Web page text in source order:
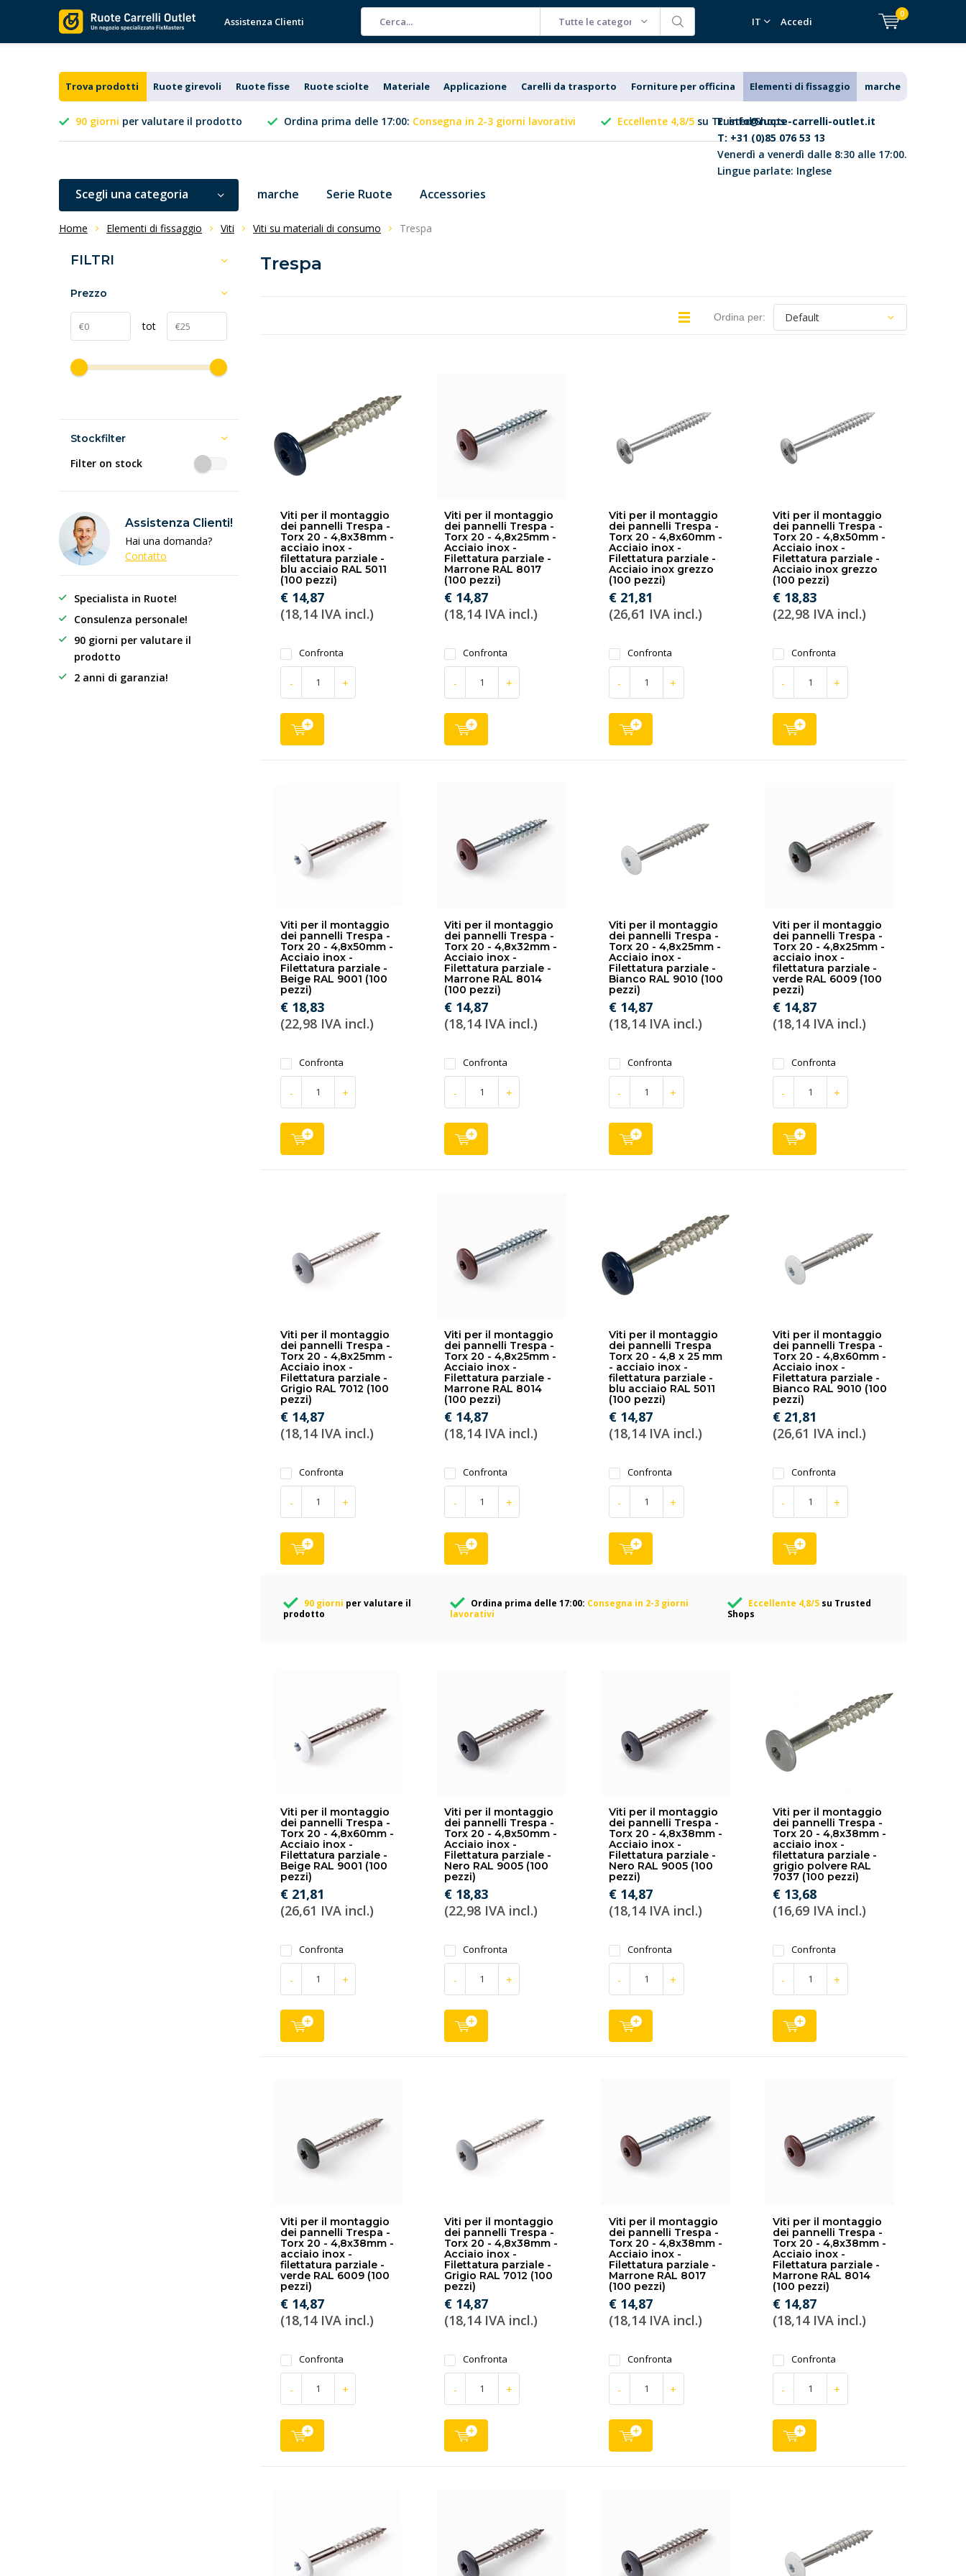
Assistenza Clienti Tutte le categorie IT Accedi
0
Trova prodotti Ruote girevoli Ruote fisse Ruote sciolte Materiale Applicazione Carelli da trasporto Forniture per officina Elementi di fissaggio marche
90 giorni per valutare il prodotto Ordina prima delle 17:00: Consegna in 2-3 giorni lavorativi Eccellente 4,8/5 su Trusted Shops
E:info@ruote-carrelli-outlet.it
T: +31 (0)85 076 53 13
Venerdì a venerdì dalle 8:30 alle 17:00.
Lingue parlate: Inglese
Scegli una categoria marche Serie Ruote Accessories
Home Elementi di fissaggio Viti Viti su materiali di consumo Trespa
Trespa
Ordina per:
Viti per il montaggio
dei pannelli Trespa -
Torx 20 - 4,8x38mm -
acciaio inox -
filettatura parziale -
blu acciaio RAL 5011
(100 pezzi)
€ 14,87
(18,14 IVA incl.)
Confronta
- +
Viti per il montaggio
dei pannelli Trespa -
Torx 20 - 4,8x25mm -
Acciaio inox -
Filettatura parziale -
Marrone RAL 8017
(100 pezzi)
€ 14,87
(18,14 IVA incl.)
Confronta
- +
Viti per il montaggio
dei pannelli Trespa -
Torx 20 - 4,8x60mm -
Acciaio inox -
Filettatura parziale -
Acciaio inox grezzo
(100 pezzi)
€ 21,81
(26,61 IVA incl.)
Confronta
- +
Viti per il montaggio
dei pannelli Trespa -
Torx 20 - 4,8x50mm -
Acciaio inox -
Filettatura parziale -
Acciaio inox grezzo
(100 pezzi)
€ 18,83
(22,98 IVA incl.)
Confronta
- +
Viti per il montaggio
dei pannelli Trespa -
Torx 20 - 4,8x50mm -
Acciaio inox -
Filettatura parziale -
Beige RAL 9001 (100
pezzi)
€ 18,83
(22,98 IVA incl.)
Confronta
- +
Viti per il montaggio
dei pannelli Trespa -
Torx 20 - 4,8x32mm -
Acciaio inox -
Filettatura parziale -
Marrone RAL 8014
(100 pezzi)
€ 14,87
(18,14 IVA incl.)
Confronta
- +
Viti per il montaggio
dei pannelli Trespa -
Torx 20 - 4,8x25mm -
Acciaio inox -
Filettatura parziale -
Bianco RAL 9010 (100
pezzi)
€ 14,87
(18,14 IVA incl.)
Confronta
- +
Viti per il montaggio
dei pannelli Trespa -
Torx 20 - 4,8x25mm -
acciaio inox -
filettatura parziale -
verde RAL 6009 (100
pezzi)
€ 14,87
(18,14 IVA incl.)
Confronta
- +
Viti per il montaggio
dei pannelli Trespa -
Torx 20 - 4,8x25mm -
Acciaio inox -
Filettatura parziale -
Grigio RAL 7012 (100
pezzi)
€ 14,87
(18,14 IVA incl.)
Confronta
- +
Viti per il montaggio
dei pannelli Trespa -
Torx 20 - 4,8x25mm -
Acciaio inox -
Filettatura parziale -
Marrone RAL 8014
(100 pezzi)
€ 14,87
(18,14 IVA incl.)
Confronta
- +
Viti per il montaggio
dei pannelli Trespa
Torx 20 - 4,8 x 25 mm
- acciaio inox -
filettatura parziale -
blu acciaio RAL 5011
(100 pezzi)
€ 14,87
(18,14 IVA incl.)
Confronta
- +
Viti per il montaggio
dei pannelli Trespa -
Torx 20 - 4,8x60mm -
Acciaio inox -
Filettatura parziale -
Bianco RAL 9010 (100
pezzi)
€ 21,81
(26,61 IVA incl.)
Confronta
- +
90 giorni per valutare il
prodotto
Ordina prima delle 17:00: Consegna in 2-3 giorni
lavorativi
Eccellente 4,8/5su Trusted
Shops
Viti per il montaggio
dei pannelli Trespa -
Torx 20 - 4,8x60mm -
Acciaio inox -
Filettatura parziale -
Beige RAL 9001 (100
pezzi)
€ 21,81
(26,61 IVA incl.)
Confronta
- +
Viti per il montaggio
dei pannelli Trespa -
Torx 20 - 4,8x50mm -
Acciaio inox -
Filettatura parziale -
Nero RAL 9005 (100
pezzi)
€ 18,83
(22,98 IVA incl.)
Confronta
- +
Viti per il montaggio
dei pannelli Trespa -
Torx 20 - 4,8x38mm -
Acciaio inox -
Filettatura parziale -
Nero RAL 9005 (100
pezzi)
€ 14,87
(18,14 IVA incl.)
Confronta
- +
Viti per il montaggio
dei pannelli Trespa -
Torx 20 - 4,8x38mm -
acciaio inox -
filettatura parziale -
grigio polvere RAL
7037 (100 pezzi)
€ 13,68
(16,69 IVA incl.)
Confronta
- +
Viti per il montaggio
dei pannelli Trespa -
Torx 20 - 4,8x38mm -
acciaio inox -
filettatura parziale -
verde RAL 6009 (100
pezzi)
€ 14,87
(18,14 IVA incl.)
Confronta
- +
Viti per il montaggio
dei pannelli Trespa -
Torx 20 - 4,8x38mm -
Acciaio inox -
Filettatura parziale -
Grigio RAL 7012 (100
pezzi)
€ 14,87
(18,14 IVA incl.)
Confronta
- +
Viti per il montaggio
dei pannelli Trespa -
Torx 20 - 4,8x38mm -
Acciaio inox -
Filettatura parziale -
Marrone RAL 8017
(100 pezzi)
€ 14,87
(18,14 IVA incl.)
Confronta
- +
Viti per il montaggio
dei pannelli Trespa -
Torx 20 - 4,8x38mm -
Acciaio inox -
Filettatura parziale -
Marrone RAL 8014
(100 pezzi)
€ 14,87
(18,14 IVA incl.)
Confronta
- +
FILTRI
Prezzo
tot
Stockfilter
Filter on stock
Assistenza Clienti!
Hai una domanda?
Contatto
Specialista in Ruote!
Consulenza personale!
90 giorni per valutare il
prodotto
2 anni di garanzia!